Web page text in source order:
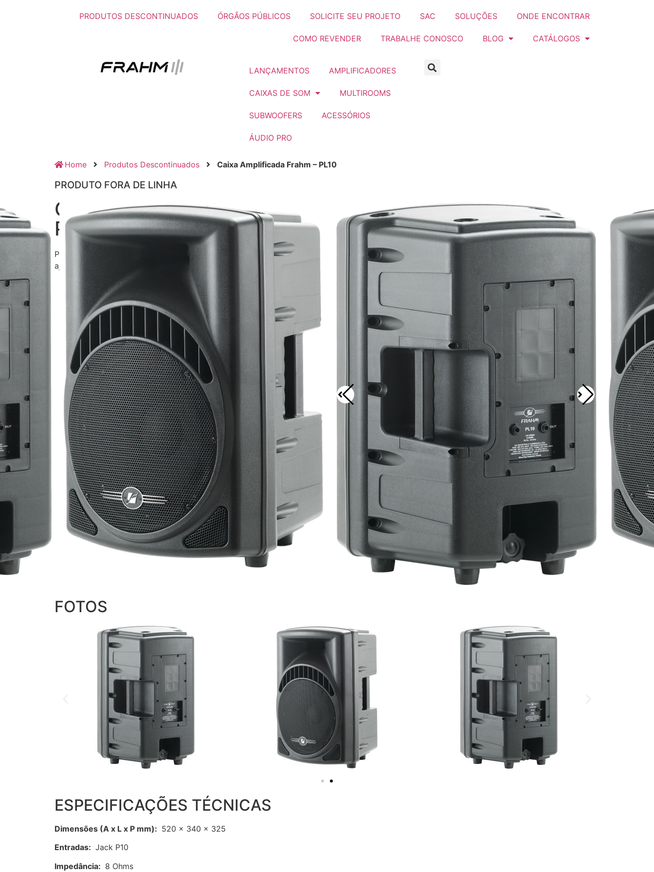
PRODUTOS DESCONTINUADOS ÓRGÃOS PÚBLICOS SOLICITE SEU PROJETO SAC SOLUÇÕES ONDE ENCONTRAR
COMO REVENDER TRABALHE CONOSCO BLOG CATÁLOGOS
LANÇAMENTOS AMPLIFICADORES
CAIXAS DE SOM MULTIROOMS
SUBWOOFERS ACESSÓRIOS
ÁUDIO PRO
Home Produtos Descontinuados Caixa Amplificada Frahm – PL10
PRODUTO FORA DE LINHA
Caixa Amplificada Frahm –
PL10
Pode ser posicionada em pedestais através de sua base de sustentação
ajustável.
FOTOS
ESPECIFICAÇÕES TÉCNICAS
Dimensões (A x L x P mm): 520 x 340 x 325
Entradas: Jack P10
Impedância: 8 Ohms